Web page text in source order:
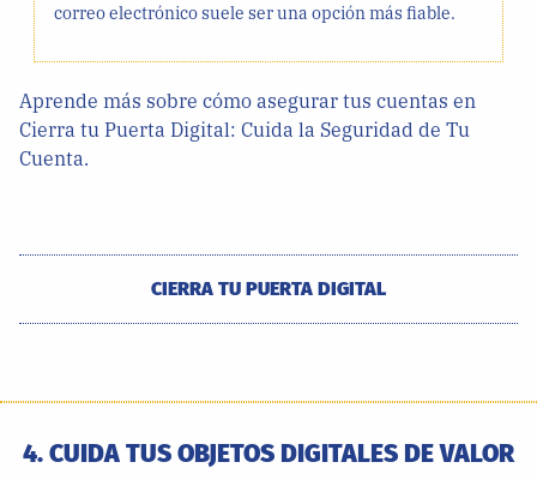
correo electrónico suele ser una opción más fiable.
Aprende más sobre cómo asegurar tus cuentas en
Cierra tu Puerta Digital: Cuida la Seguridad de Tu
Cuenta.
CIERRA TU PUERTA DIGITAL
4. CUIDA TUS OBJETOS DIGITALES DE VALOR